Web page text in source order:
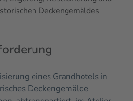
Deckengemäldes
eines Grandhotels in
Deckengemälde